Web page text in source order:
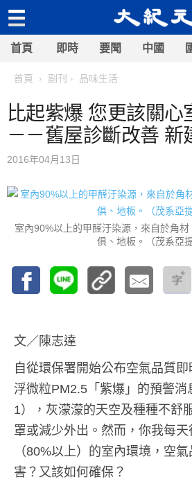
首頁 即時 要聞 中國
首頁 副刊 品味生活
比起紫爆 您更該關心
－－舊屋診斷改善 新
2016年04月13日
室內90%以上的甲醛汙染源，來自於角
俱、地板。（茂系亞提
文／陳志達
自從環保署開始公布空氣品質
浮微粒PM2.5「紫爆」的預警消
1），灰濛濛的天空及種種不舒
罩或減少外出。然而，你我每天
（80%以上）的室內環境，空
害？又該如何確保？